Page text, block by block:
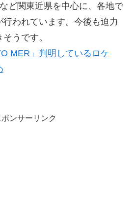
ど関東近県を中心に、各地で
われています。今後も迫力
うです。
MER」判明しているロケ
ポンサーリンク